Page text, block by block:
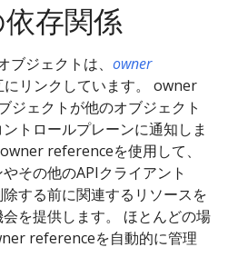
存関係
ジェクトは、 owner
にリンクしています。 owner
ジェクトが他のオブジェクト
トロールプレーンに通知しま
referenceを使用して、
その他のAPIクライアント
する前に関連するリソースを
を提供します。 ほとんどの場
referenceを自動的に管理